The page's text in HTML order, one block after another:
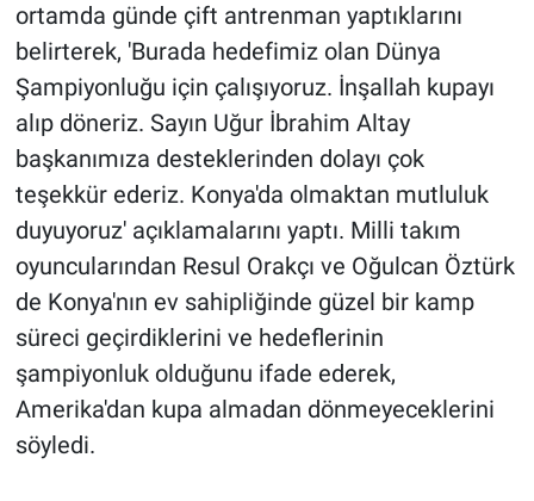
ortamda günde çift antrenman yaptıklarını
belirterek, 'Burada hedefimiz olan Dünya
Şampiyonluğu için çalışıyoruz. İnşallah kupayı
alıp döneriz. Sayın Uğur İbrahim Altay
başkanımıza desteklerinden dolayı çok
teşekkür ederiz. Konya'da olmaktan mutluluk
duyuyoruz' açıklamalarını yaptı. Milli takım
oyuncularından Resul Orakçı ve Oğulcan Öztürk
de Konya'nın ev sahipliğinde güzel bir kamp
süreci geçirdiklerini ve hedeflerinin
şampiyonluk olduğunu ifade ederek,
Amerika'dan kupa almadan dönmeyeceklerini
söyledi.